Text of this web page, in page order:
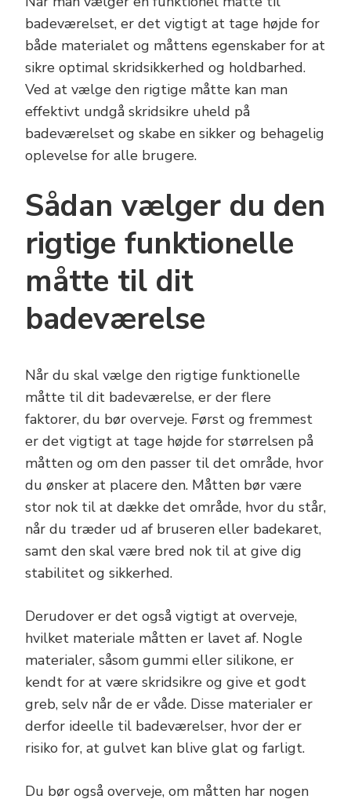
badeværelset, er det vigtigt at tage højde for
både materialet og måttens egenskaber for at
sikre optimal skridsikkerhed og holdbarhed.
Ved at vælge den rigtige måtte kan man
effektivt undgå skridsikre uheld på
badeværelset og skabe en sikker og behagelig
oplevelse for alle brugere.
Sådan vælger du den
rigtige funktionelle
måtte til dit
badeværelse
Når du skal vælge den rigtige funktionelle
måtte til dit badeværelse, er der flere
faktorer, du bør overveje. Først og fremmest
er det vigtigt at tage højde for størrelsen på
måtten og om den passer til det område, hvor
du ønsker at placere den. Måtten bør være
stor nok til at dække det område, hvor du står,
når du træder ud af bruseren eller badekaret,
samt den skal være bred nok til at give dig
stabilitet og sikkerhed.
Derudover er det også vigtigt at overveje,
hvilket materiale måtten er lavet af. Nogle
materialer, såsom gummi eller silikone, er
kendt for at være skridsikre og give et godt
greb, selv når de er våde. Disse materialer er
derfor ideelle til badeværelser, hvor der er
risiko for, at gulvet kan blive glat og farligt.
Du bør også overveje, om måtten har nogen